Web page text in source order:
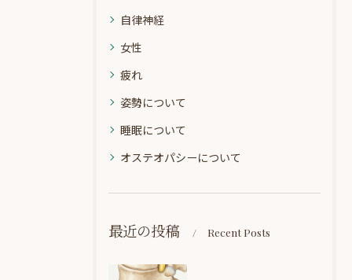
自律神経
女性
疲れ
姿勢について
睡眠について
オステオパシーについて
最近の投稿 Recent Posts